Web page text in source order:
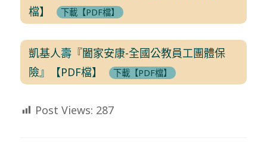
檔】
下載【PDF檔】
凱基人壽『闔家安康-全國公教員工團體保
險』【PDF檔】
下載【PDF檔】
Post Views: 287